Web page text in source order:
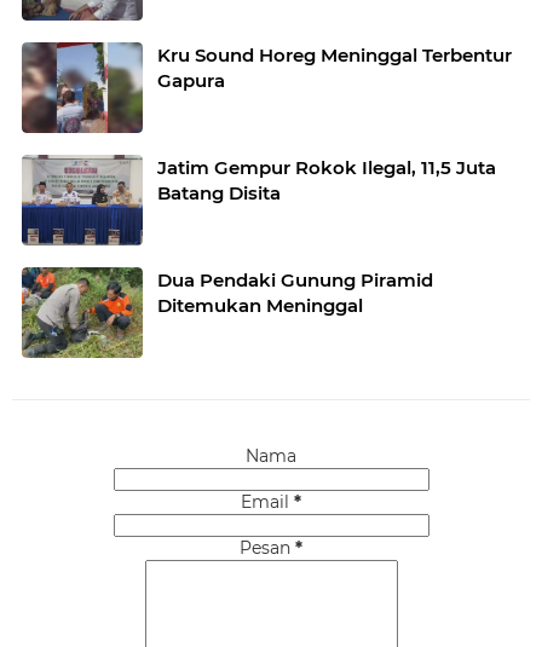
Kru Sound Horeg Meninggal Terbentur
Gapura
Jatim Gempur Rokok Ilegal, 11,5 Juta
Batang Disita
Dua Pendaki Gunung Piramid
Ditemukan Meninggal
Nama
Email *
Pesan *